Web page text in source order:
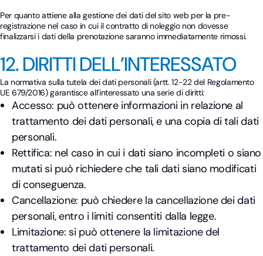
Per quanto attiene alla gestione dei dati del sito web per la pre-
registrazione nel caso in cui il contratto di noleggio non dovesse
finalizzarsi i dati della prenotazione saranno immediatamente rimossi.
12. DIRITTI DELL’INTERESSATO
La normativa sulla tutela dei dati personali (artt. 12-22 del Regolamento
UE 679/2016) garantisce all’interessato una serie di diritti:
Accesso: può ottenere informazioni in relazione al
trattamento dei dati personali, e una copia di tali dati
personali.
Rettifica: nel caso in cui i dati siano incompleti o siano
mutati si può richiedere che tali dati siano modificati
di conseguenza.
Cancellazione: può chiedere la cancellazione dei dati
personali, entro i limiti consentiti dalla legge.
Limitazione: si può ottenere la limitazione del
trattamento dei dati personali.